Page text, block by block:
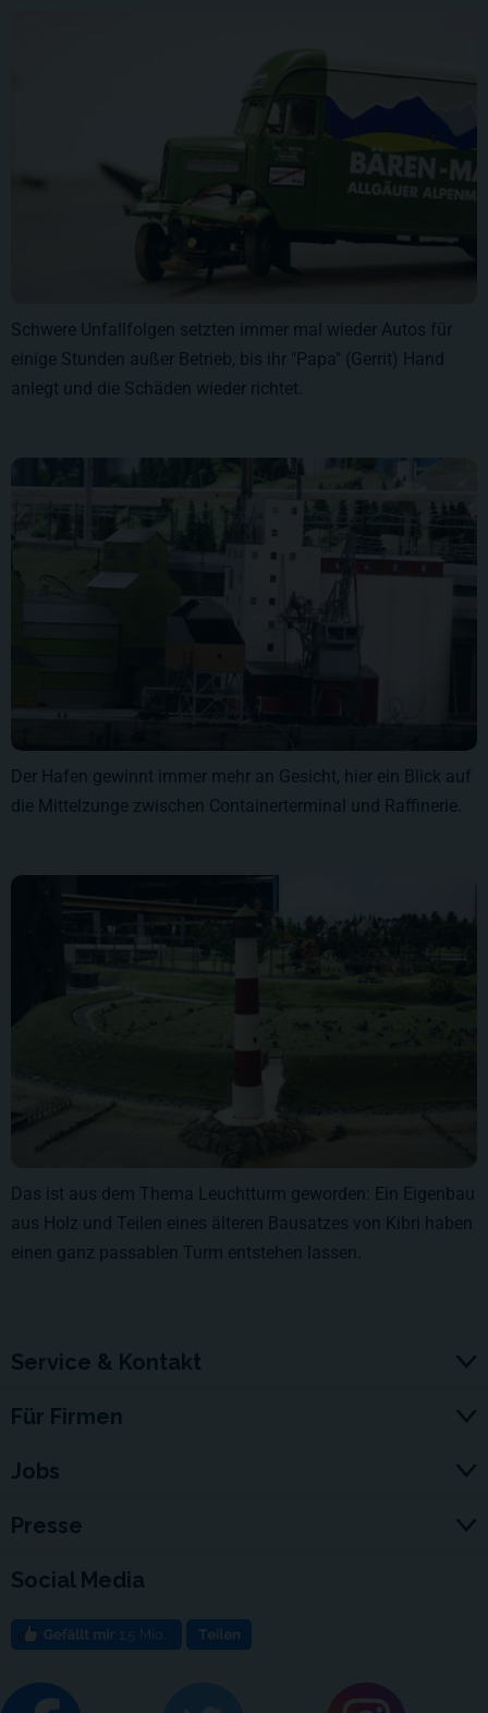
Schwere Unfallfolgen setzten immer mal wieder Autos für
einige Stunden außer Betrieb, bis ihr "Papa" (Gerrit) Hand
anlegt und die Schäden wieder richtet.
Der Hafen gewinnt immer mehr an Gesicht, hier ein Blick auf
die Mittelzunge zwischen Containerterminal und Raffinerie.
Das ist aus dem Thema Leuchtturm geworden: Ein Eigenbau
aus Holz und Teilen eines älteren Bausatzes von Kibri haben
einen ganz passablen Turm entstehen lassen.
Service & Kontakt
Für Firmen
Jobs
Presse
Social Media